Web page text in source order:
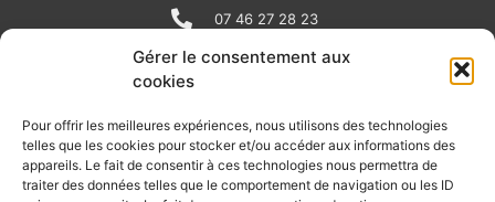
Gérer le consentement aux
cookies
Pour offrir les meilleures expériences, nous utilisons des technologies
telles que les cookies pour stocker et/ou accéder aux informations des
appareils. Le fait de consentir à ces technologies nous permettra de
traiter des données telles que le comportement de navigation ou les ID
07 46 27 28 23
N
e
w
i
n
o
u
RECEVOIR L'ACTU DE LA FILIÈRE